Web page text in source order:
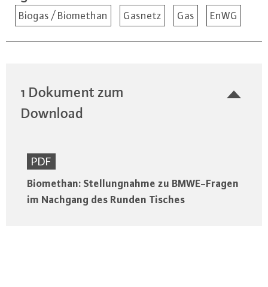
Biogas / Biomethan Gasnetz Gas EnWG
1 Dokument zum
Download
PDF
Biomethan: Stellungnahme zu BMWE-Fragen
im Nachgang des Runden Tisches